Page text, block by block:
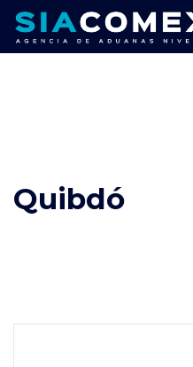
Quibdó